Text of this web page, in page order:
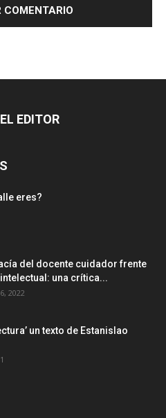
EDITOR
eres?
del docente cuidador frente
una crítica...
2022
un texto de Estanislao